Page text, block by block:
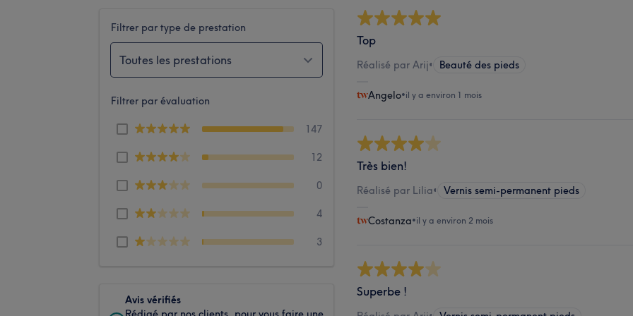
Filtrer par type de prestation
Toutes les prestations
Filtrer par évaluation
147
12
0
4
3
Avis vérifiés
Top
Réalisé par Arij• Beauté des pieds
Angelo•il y a environ 1 mois
Très bien!
Réalisé par Lilia• Vernis semi-permanent pieds
Costanza•il y a environ 2 mois
Superbe !